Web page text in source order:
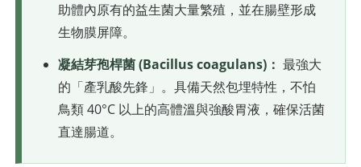
助體內原有的益生菌大量繁殖，並在腸壁形成
生物膜屏障。
凝結芽孢桿菌 (Bacillus coagulans)： 最強大
的「產乳酸先鋒」。具備天然包埋特性，不怕
鳥類 40°C 以上的高體溫與強酸胃液，確保活菌
直達腸道。